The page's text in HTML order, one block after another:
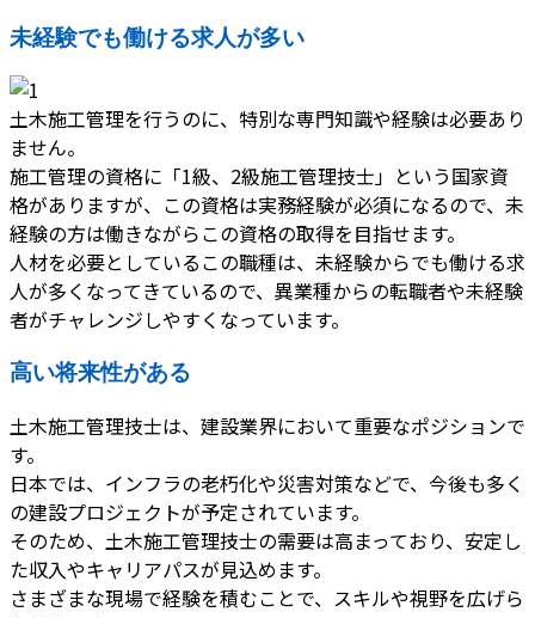
未経験でも働ける求人が多い
土木施工管理を行うのに、特別な専門知識や経験は必要あり
ません。
施工管理の資格に「1級、2級施工管理技士」という国家資
格がありますが、この資格は実務経験が必須になるので、未
経験の方は働きながらこの資格の取得を目指せます。
人材を必要としているこの職種は、未経験からでも働ける求
人が多くなってきているので、異業種からの転職者や未経験
者がチャレンジしやすくなっています。
高い将来性がある
土木施工管理技士は、建設業界において重要なポジションで
す。
日本では、インフラの老朽化や災害対策などで、今後も多く
の建設プロジェクトが予定されています。
そのため、土木施工管理技士の需要は高まっており、安定し
た収入やキャリアパスが見込めます。
さまざまな現場で経験を積むことで、スキルや視野を広げら